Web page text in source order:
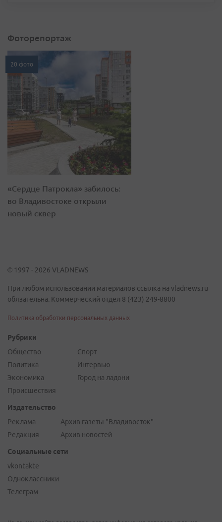
Фоторепортаж
20 фото
«Сердце Патрокла» забилось:
во Владивостоке открыли
новый сквер
© 1997 - 2026 VLADNEWS
При любом использовании материалов ссылка на vladnews.ru
обязательна. Коммерческий отдел 8 (423) 249-8800
Политика обработки персональных данных
Рубрики
Общество
Политика
Экономика
Происшествия
Спорт
Интервью
Город на ладони
Издательство
Реклама
Редакция
Архив газеты "Владивосток"
Архив новостей
Социальные сети
vkontakte
Одноклассники
Телеграм